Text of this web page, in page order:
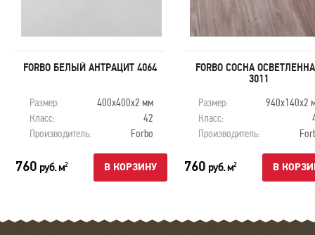
FORBO БЕЛЫЙ АНТРАЦИТ 4064
Размер:
400х400х2 мм
Класс:
42
Производитель:
Forbo
760 руб. м2 В КОРЗИНУ
FORBO СОСНА
3011
Размер:
940х140х2
Класс:
Производитель:
760 руб. м2 В